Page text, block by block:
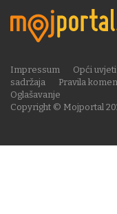
Copyright © Mojportal
Impressum Opći
sadržaja
Pravila
Oglašavanje